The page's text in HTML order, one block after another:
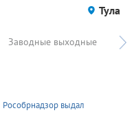
Тула
Заводные выходные
Рособрнадзор выдал